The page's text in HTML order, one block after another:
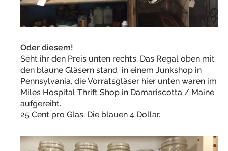
Oder diesem!
Seht ihr den Preis unten rechts. Das Regal oben mit
den blaune Gläsern stand in einem Junkshop in
Pennsylvania, die Vorratsgläser hier unten waren im
Miles Hospital Thrift Shop in Damariscotta / Maine
aufgereiht.
25 Cent pro Glas. Die blauen 4 Dollar.